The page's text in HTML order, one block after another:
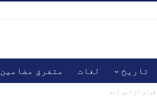
تاریخ لغات متفرق مضامین
از ابن آدم